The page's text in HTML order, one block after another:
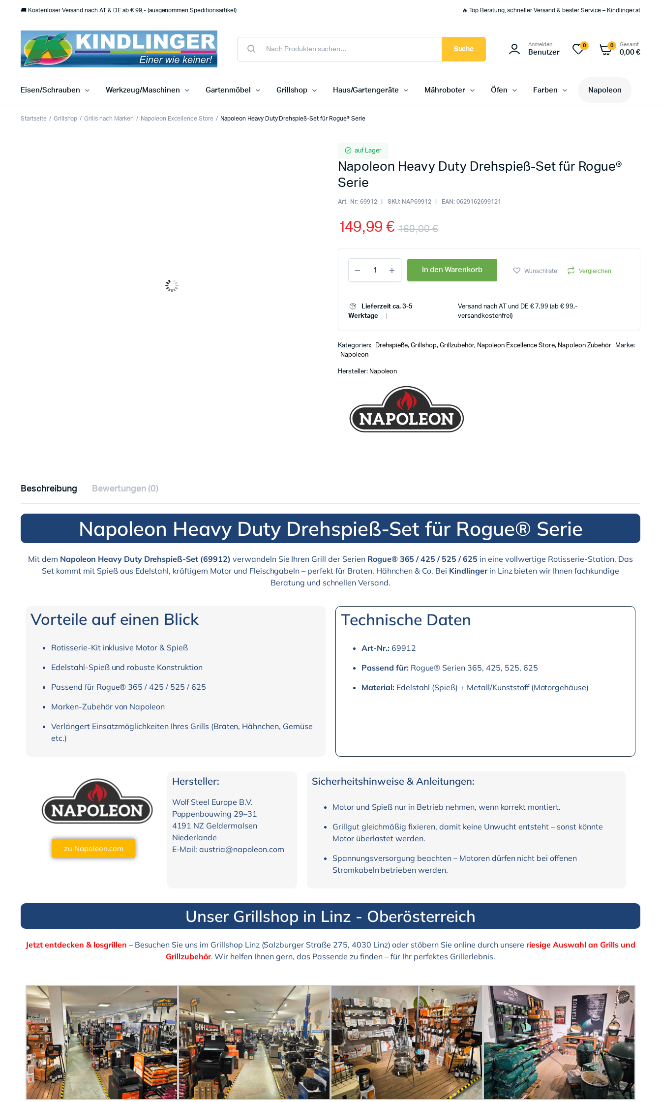
🚚 Kostenloser Versand nach AT & DE ab € 99,- (ausgenommen Speditionsartikel) 🔥 Top Beratung, schneller Versand & bester Service – Kindlinger.at
Suche
Anmelden
Benutzer
0 0 Gesamt
0,00€
Eisen/Schrauben Werkzeug/Maschinen Gartenmöbel Grillshop Haus/Gartengeräte Mähroboter Öfen Farben Napoleon
Startseite Grillshop Grills nach Marken Napoleon Excellence Store Napoleon Heavy Duty Drehspieß-Set für Rogue® Serie
auf Lager
Napoleon Heavy Duty Drehspieß-Set für Rogue®
Serie
Art.-Nr: 69912 SKU: NAP69912 EAN: 0629162699121
169,00€
149,99€
In den Warenkorb Wunschliste Vergleichen
Lieferzeit ca. 3-5
Werktage
Versand nach AT und DE € 7,99 (ab € 99,-
versandkostenfrei)
Kategorien: Drehspieße,Grillshop, Grillzubehör, Napoleon Excellence Store, Napoleon Zubehör
Marke:
Napoleon
Hersteller: Napoleon
Beschreibung Bewertungen (0)
Napoleon Heavy Duty Drehspieß-Set für Rogue® Serie
Mit dem Napoleon Heavy Duty Drehspieß-Set (69912) verwandeln Sie Ihren Grill der Serien Rogue® 365 / 425 / 525 / 625 in eine vollwertige Rotisserie-Station. Das
Set kommt mit Spieß aus Edelstahl, kräftigem Motor und Fleischgabeln – perfekt für Braten, Hähnchen & Co. Bei Kindlingerin Linz bieten wir Ihnen fachkundige
Beratung und schnellen Versand.
Vorteile auf einen Blick
Rotisserie-Kit inklusive Motor & Spieß
Edelstahl-Spieß und robuste Konstruktion
Passend für Rogue® 365 / 425 / 525 / 625
Marken-Zubehör von Napoleon
Verlängert Einsatzmöglichkeiten Ihres Grills (Braten, Hähnchen, Gemüse
etc.)
Technische Daten
Art-Nr.:69912
Passend für:Rogue® Serien 365, 425, 525, 625
Material:Edelstahl (Spieß) + Metall/Kunststoff (Motorgehäuse)
zu Napoleon.com
Hersteller:
Wolf Steel Europe B.V.
Poppenbouwing 29–31
4191 NZ Geldermalsen
Niederlande
E-Mail: austria@napoleon.com
Sicherheitshinweise & Anleitungen:
Motor und Spieß nur in Betrieb nehmen, wenn korrekt montiert.
Grillgut gleichmäßig fixieren, damit keine Unwucht entsteht – sonst könnte
Motor überlastet werden.
Spannungsversorgung beachten – Motoren dürfen nicht bei offenen
Stromkabeln betrieben werden.
Unser Grillshop in Linz - Oberösterreich
Jetzt entdecken & losgrillen – Besuchen Sie uns im Grillshop Linz (Salzburger Straße 275, 4030 Linz) oder stöbern Sie online durch unsere riesige Auswahl an Grills und
Grillzubehör. Wir helfen Ihnen gern, das Passende zu finden – für Ihr perfektes Grillerlebnis.